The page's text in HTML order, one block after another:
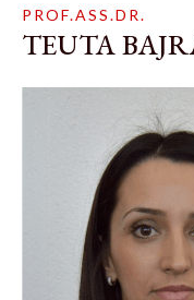
PROF.ASS.DR.
TEUTA